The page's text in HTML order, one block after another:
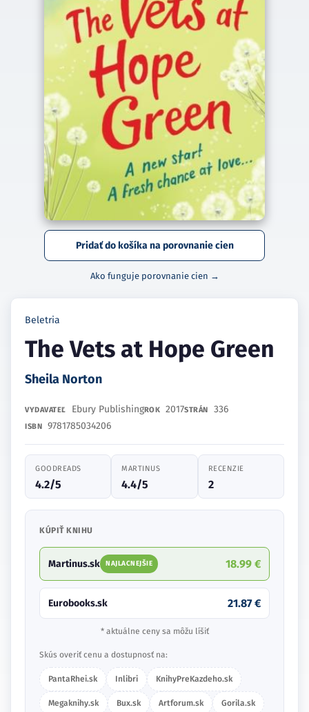
Pridať do košíka na porovnanie cien
Ako funguje porovnanie cien →
Beletria
The Vets at Hope Green
Sheila Norton
VYDAVATEĽ Ebury PublishingROK 2017STRÁN 336
ISBN 9781785034206
GOODREADS
4.2/5
MARTINUS
4.4/5
RECENZIE
2
KÚPIŤ KNIHU
Martinus.sk NAJLACNEJŠIE 18.99 €
Eurobooks.sk 21.87 €
* aktuálne ceny sa môžu líšiť
Skús overiť cenu a dostupnosť na:
PantaRhei.sk Inlibri KnihyPreKazdeho.sk
Megaknihy.sk Bux.sk Artforum.sk Gorila.sk